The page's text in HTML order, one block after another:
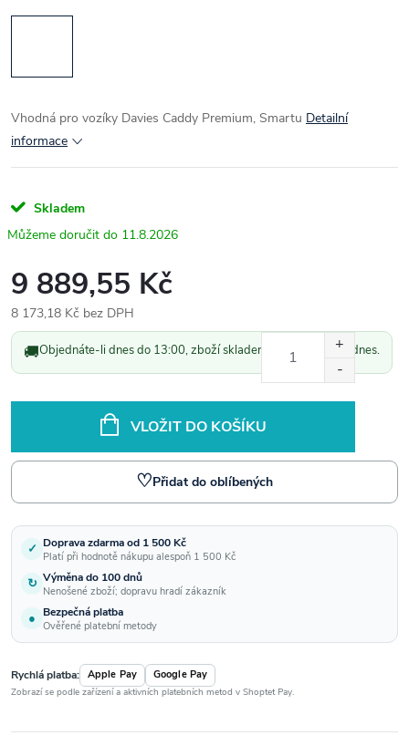
Vhodná pro vozíky Davies Caddy Premium, Smartu Detailní
informace
Skladem
11.8.2026
9 889,55 Kč
8 173,18 Kč bez DPH
Měrná
cena:
🚚Objednáte-li dnes do 13:00, zboží skladem odešleme ještě dnes.
VLOŽIT DO KOŠÍKU
♡Přidat do oblíbených
✓ Doprava zdarma od 1 500 Kč
Platí při hodnotě nákupu alespoň 1 500 Kč
↻ Výměna do 100 dnů
Nenošené zboží; dopravu hradí zákazník
● Bezpečná platba
Ověřené platební metody
Rychlá platba: Apple Pay Google Pay
Zobrazí se podle zařízení a aktivních platebních metod v Shoptet Pay.